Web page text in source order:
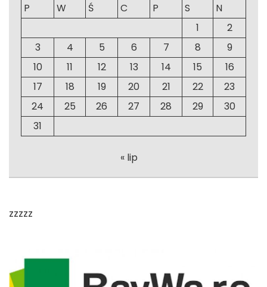
P
W Ś C P S
N
1
2
3
4 5 6 7 8
9
10
11 12 13 14 15
16
17
18 19 20 21 22
23
24
25 26 27 28 29
30
31
« lip
zzzzz